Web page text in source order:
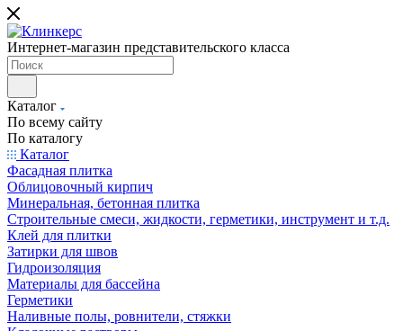
Интернет-магазин представительского класса
Каталог
По всему сайту
По каталогу
Каталог
Фасадная плитка
Облицовочный кирпич
Минеральная, бетонная плитка
Строительные смеси, жидкости, герметики, инструмент и т.д.
Клей для плитки
Затирки для швов
Гидроизоляция
Материалы для бассейна
Герметики
Наливные полы, ровнители, стяжки